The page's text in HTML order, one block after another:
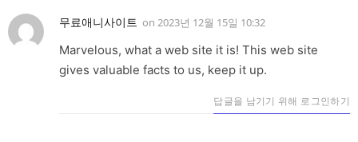
무료애니사이트 on 2023년 12월 15일 10:32
Marvelous, what a web site it is! This web site
gives valuable facts to us, keep it up.
답글을 남기기 위해 로그인하기